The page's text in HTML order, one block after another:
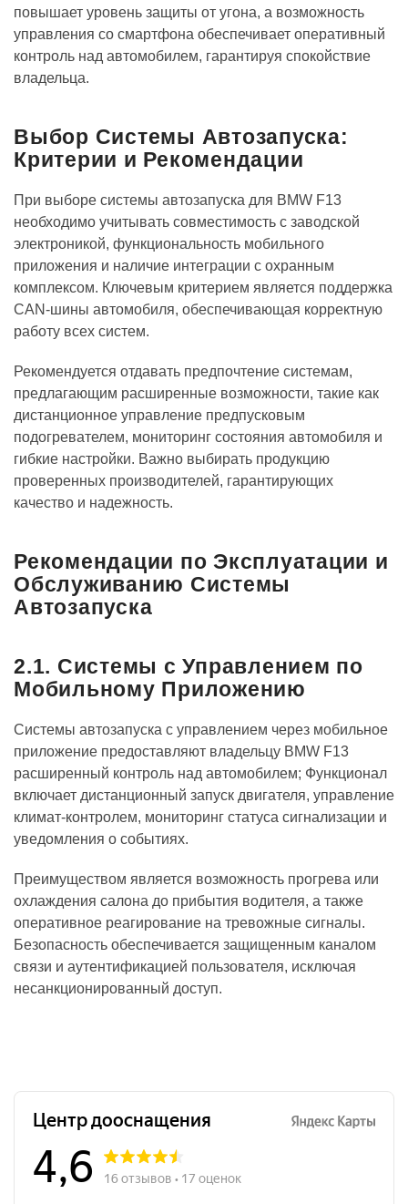
повышает уровень защиты от угона, а возможность
управления со смартфона обеспечивает оперативный
контроль над автомобилем, гарантируя спокойствие
владельца.
Выбор Системы Автозапуска:
Критерии и Рекомендации
При выборе системы автозапуска для BMW F13
необходимо учитывать совместимость с заводской
электроникой, функциональность мобильного
приложения и наличие интеграции с охранным
комплексом. Ключевым критерием является поддержка
CAN-шины автомобиля, обеспечивающая корректную
работу всех систем.
Рекомендуется отдавать предпочтение системам,
предлагающим расширенные возможности, такие как
дистанционное управление предпусковым
подогревателем, мониторинг состояния автомобиля и
гибкие настройки. Важно выбирать продукцию
проверенных производителей, гарантирующих
качество и надежность.
Рекомендации по Эксплуатации и
Обслуживанию Системы
Автозапуска
2.1. Системы с Управлением по
Мобильному Приложению
Системы автозапуска с управлением через мобильное
приложение предоставляют владельцу BMW F13
расширенный контроль над автомобилем; Функционал
включает дистанционный запуск двигателя, управление
климат-контролем, мониторинг статуса сигнализации и
уведомления о событиях.
Преимуществом является возможность прогрева или
охлаждения салона до прибытия водителя, а также
оперативное реагирование на тревожные сигналы.
Безопасность обеспечивается защищенным каналом
связи и аутентификацией пользователя, исключая
несанкционированный доступ.